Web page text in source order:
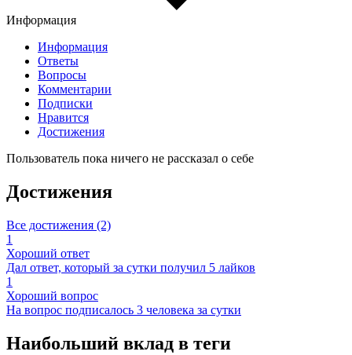
Информация
Информация
Ответы
Вопросы
Комментарии
Подписки
Нравится
Достижения
Пользователь пока ничего не рассказал о себе
Достижения
Все достижения (2)
1
Хороший ответ
Дал ответ, который за сутки получил 5 лайков
1
Хороший вопрос
На вопрос подписалось 3 человека за сутки
Наибольший вклад в теги